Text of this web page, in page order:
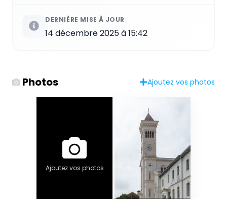
DERNIÈRE MISE À JOUR
14 décembre 2025 à 15:42
Photos Ajoutez vos photos
Ajoutez vos photos